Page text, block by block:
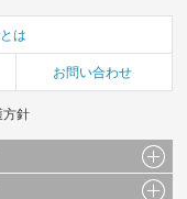
は
お問い合わせ
方針
画像データ等）及びこれらの配